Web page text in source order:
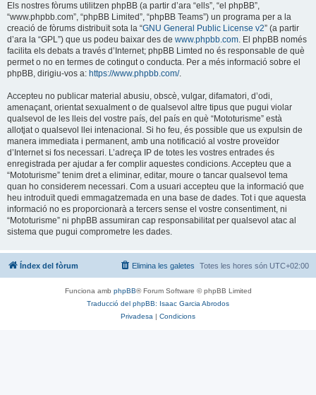
Els nostres fòrums utilitzen phpBB (a partir d’ara “ells”, “el phpBB”,
“www.phpbb.com”, “phpBB Limited”, “phpBB Teams”) un programa per a la
creació de fòrums distribuït sota la “GNU General Public License v2” (a partir
d’ara la “GPL”) que us podeu baixar des de www.phpbb.com. El phpBB només
facilita els debats a través d’Internet; phpBB Limted no és responsable de què
permet o no en termes de cotingut o conducta. Per a més informació sobre el
phpBB, dirigiu-vos a: https://www.phpbb.com/.
Accepteu no publicar material abusiu, obscè, vulgar, difamatori, d’odi,
amenaçant, orientat sexualment o de qualsevol altre tipus que pugui violar
qualsevol de les lleis del vostre país, del país en què “Mototurisme” està
allotjat o qualsevol llei intenacional. Si ho feu, és possible que us expulsin de
manera immediata i permanent, amb una notificació al vostre proveïdor
d’Internet si fos necessari. L’adreça IP de totes les vostres entrades és
enregistrada per ajudar a fer complir aquestes condicions. Accepteu que a
“Mototurisme” tenim dret a eliminar, editar, moure o tancar qualsevol tema
quan ho considerem necessari. Com a usuari accepteu que la informació que
heu introduït quedi emmagatzemada en una base de dades. Tot i que aquesta
informació no es proporcionarà a tercers sense el vostre consentiment, ni
“Mototurisme” ni phpBB assumiran cap responsabilitat per qualsevol atac al
sistema que pugui comprometre les dades.
Índex del fòrum Totes les hores són UTC+02:00
Elimina les galetes
Funciona amb phpBB® Forum Software © phpBB Limited
Traducció del phpBB: Isaac Garcia Abrodos
Privadesa | Condicions